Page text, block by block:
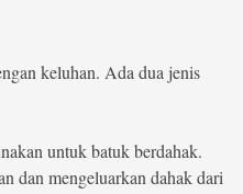
keluhan. Ada dua jenis
untuk batuk berdahak.
dan mengeluarkan dahak dari